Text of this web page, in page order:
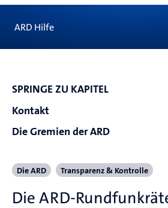
ARD Hilfe
SPRINGE ZU KAPITEL
Kontakt
Die Gremien der ARD
Die ARD Transparenz & Kontrolle
Die ARD-